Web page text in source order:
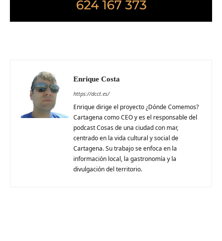
Enrique Costa
https://dcct.es/
Enrique dirige el proyecto ¿Dónde Comemos?
Cartagena como CEO y es el responsable del
podcast Cosas de una ciudad con mar,
centrado en la vida cultural y social de
Cartagena. Su trabajo se enfoca en la
información local, la gastronomía y la
divulgación del territorio.